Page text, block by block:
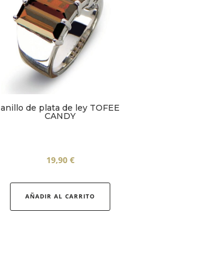
anillo de plata de ley TOFEE
CANDY
19,90 €
AÑADIR AL CARRITO